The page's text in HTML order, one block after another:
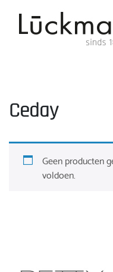
Ceday
Geen producten
voldoen.